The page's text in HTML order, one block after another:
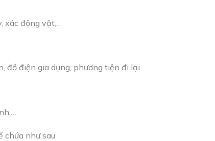
xác động vật,…
đồ điện gia dụng, phương tiện đi lại …
chứa như sau